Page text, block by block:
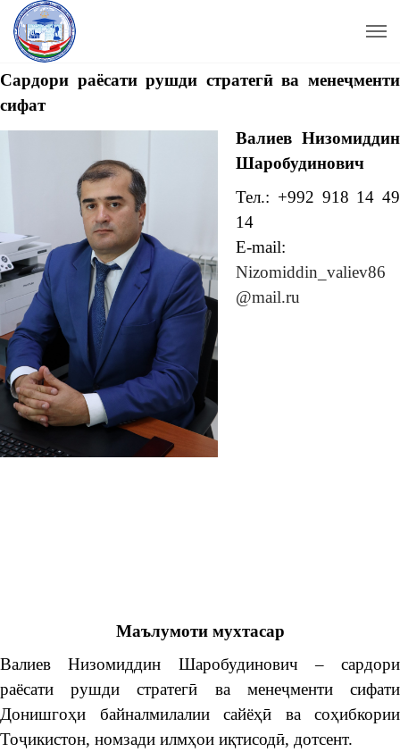
Сардори раёсати рушди стратегӣ ва менеҷменти
сифат
Валиев Низомиддин
Шаробудинович
Тел.: +992 918 14 49
14
E-mail:
Nizomiddin_valiev86
@mail.ru
Маълумоти мухтасар
Валиев Низомиддин Шаробудинович – cардори
раёсати рушди стратегӣ ва менеҷменти сифати
Донишгоҳи байналмилалии сайёҳӣ ва соҳибкории
Тоҷикистон, номзади илмҳои иқтисодӣ, дотсент.